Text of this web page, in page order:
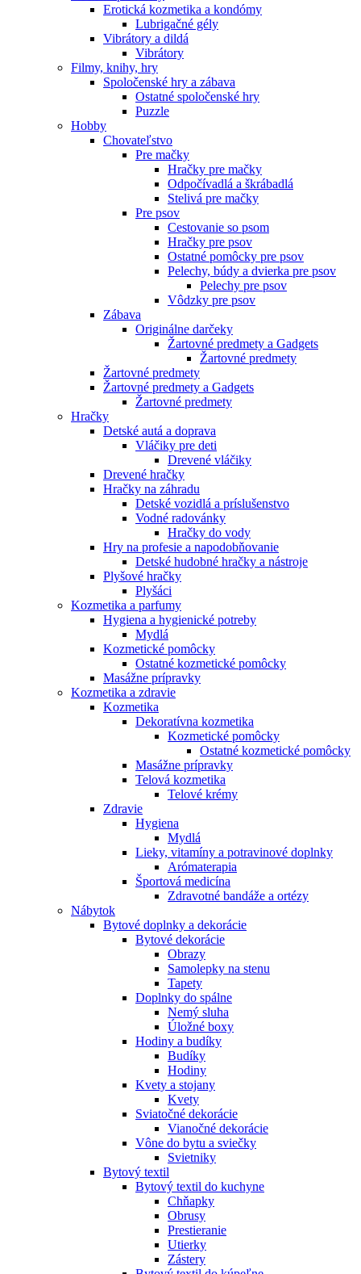
Erotická kozmetika a kondómy
Lubrigačné gély
Vibrátory a dildá
Vibrátory
Filmy, knihy, hry
Spoločenské hry a zábava
Ostatné spoločenské hry
Puzzle
Hobby
Chovateľstvo
Pre mačky
Hračky pre mačky
Odpočívadlá a škrábadlá
Stelivá pre mačky
Pre psov
Cestovanie so psom
Hračky pre psov
Ostatné pomôcky pre psov
Pelechy, búdy a dvierka pre psov
Pelechy pre psov
Vôdzky pre psov
Zábava
Originálne darčeky
Žartovné predmety a Gadgets
Žartovné predmety
Žartovné predmety
Žartovné predmety a Gadgets
Žartovné predmety
Hračky
Detské autá a doprava
Vláčiky pre deti
Drevené vláčiky
Drevené hračky
Hračky na záhradu
Detské vozidlá a príslušenstvo
Vodné radovánky
Hračky do vody
Hry na profesie a napodobňovanie
Detské hudobné hračky a nástroje
Plyšové hračky
Plyšáci
Kozmetika a parfumy
Hygiena a hygienické potreby
Mydlá
Kozmetické pomôcky
Ostatné kozmetické pomôcky
Masážne prípravky
Kozmetika a zdravie
Kozmetika
Dekoratívna kozmetika
Kozmetické pomôcky
Ostatné kozmetické pomôcky
Masážne prípravky
Telová kozmetika
Telové krémy
Zdravie
Hygiena
Mydlá
Lieky, vitamíny a potravinové doplnky
Arómaterapia
Športová medicína
Zdravotné bandáže a ortézy
Nábytok
Bytové doplnky a dekorácie
Bytové dekorácie
Obrazy
Samolepky na stenu
Tapety
Doplnky do spálne
Nemý sluha
Úložné boxy
Hodiny a budíky
Budíky
Hodiny
Kvety a stojany
Kvety
Sviatočné dekorácie
Vianočné dekorácie
Vône do bytu a sviečky
Svietniky
Bytový textil
Bytový textil do kuchyne
Chňapky
Obrusy
Prestieranie
Utierky
Zástery